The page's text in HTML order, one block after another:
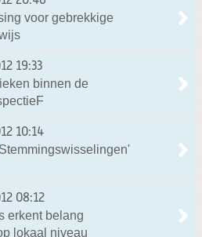
voor gebrekkige
19:33
binnen de
10:14
08:12
erkent belang
lokaal niveau